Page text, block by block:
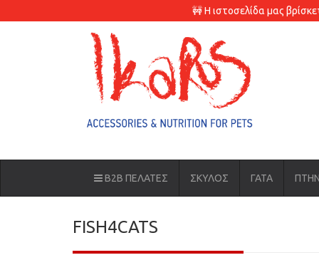
🚧 Η ιστοσελίδα μας
B2B ΠΕΛΑΤΕΣ ΣΚΥΛΟΣ ΓΑΤΑ
FISH4CATS